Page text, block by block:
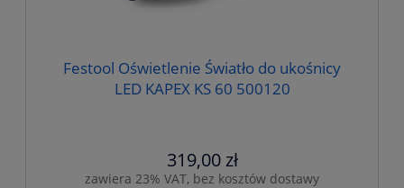
Festool Oświetlenie Światło do ukośnicy
LED KAPEX KS 60 500120
319,00 zł
zawiera 23% VAT, bez kosztów dostawy